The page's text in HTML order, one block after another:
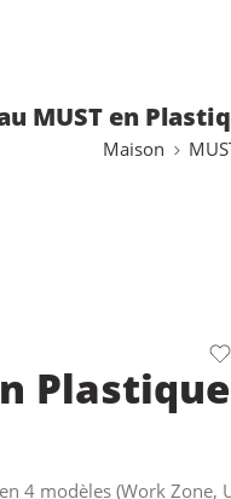
MUST en
Maison
4 modèles (Work